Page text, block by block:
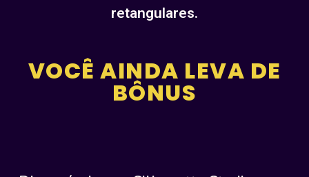
retangulares.
VOCÊ AINDA LEVA DE
BÔNUS